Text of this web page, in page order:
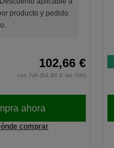
producto y pedido
102,66 €
con IVA (84,84 € sin IVA)
ahora
comprar